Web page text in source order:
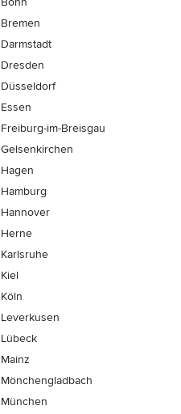
Bremen
Darmstadt
Dresden
Düsseldorf
Essen
Freiburg-im-Breisgau
Gelsenkirchen
Hagen
Hamburg
Hannover
Herne
Karlsruhe
Kiel
Köln
Leverkusen
Lübeck
Mainz
Mönchen­gladbach
München